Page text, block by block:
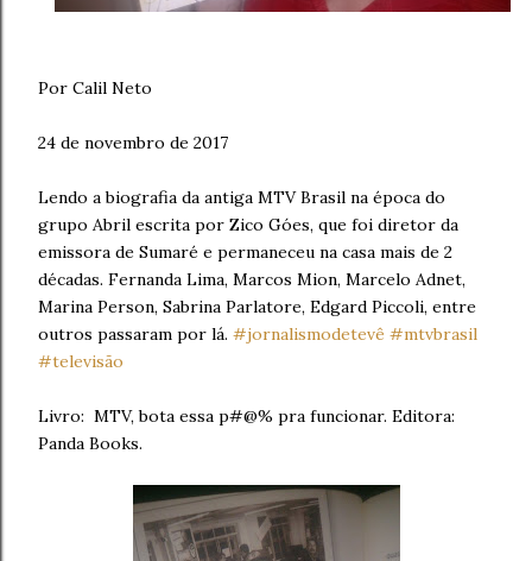
Por Calil Neto
24 de novembro de 2017
Lendo a biografia da antiga MTV Brasil na época do
grupo Abril escrita por Zico Góes, que foi diretor da
emissora de Sumaré e permaneceu na casa mais de 2
décadas. Fernanda Lima, Marcos Mion, Marcelo Adnet,
Marina Person, Sabrina Parlatore, Edgard Piccoli, entre
outros passaram por lá. #jornalismodetevê #mtvbrasil
#televisão
Livro: MTV, bota essa p#@% pra funcionar. Editora:
Panda Books.